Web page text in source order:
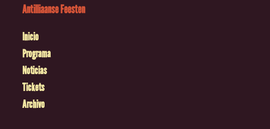
Antilliaanse Feesten
Inicio
Programa
Noticias
Tickets
Archivo